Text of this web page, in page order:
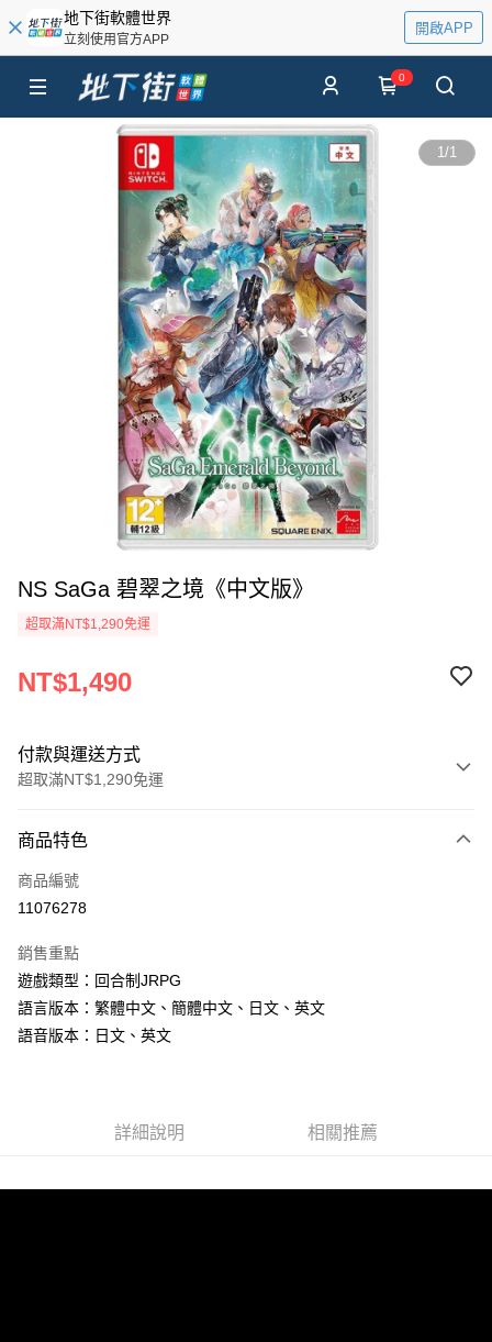
地下街軟體世界
立刻使用官方APP
開啟APP
0
1/1
NS SaGa 碧翠之境《中文版》
超取滿NT$1,290免運
NT$1,490
付款與運送方式
超取滿NT$1,290免運
信用卡一次付款
超商取貨付款
Apple Pay
街口支付
運送方式
商品特色
商品編號
11076278
銷售重點
遊戲類型：回合制JRPG
語言版本：繁體中文、簡體中文、日文、英文
語音版本：日文、英文
詳細說明 相關推薦